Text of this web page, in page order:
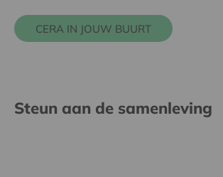
CERA IN JOUW BUURT
Steun aan de samenleving